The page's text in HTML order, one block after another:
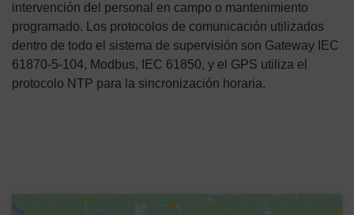
intervención del personal en campo o mantenimiento
programado. Los protocolos de comunicación utilizados
dentro de todo el sistema de supervisión son Gateway IEC
61870-5-104, Modbus, IEC 61850, y el GPS utiliza el
protocolo NTP para la sincronización horaria.